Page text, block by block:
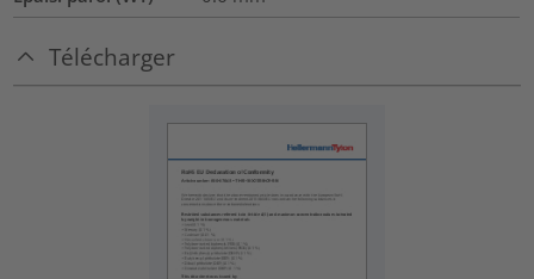
Télécharger